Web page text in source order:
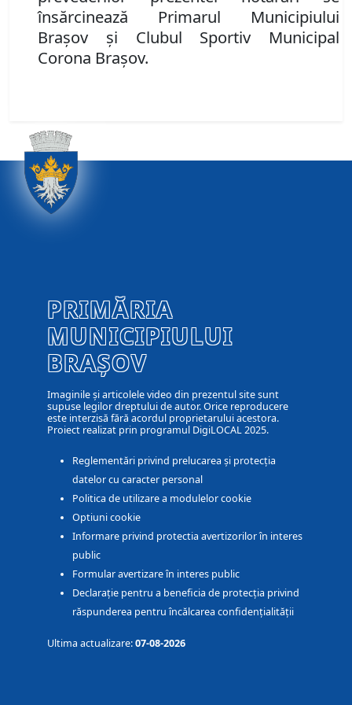
însărcinează Primarul Municipiului
Braşov şi Clubul Sportiv Municipal
Corona Braşov.
PRIMĂRIA
MUNICIPIULUI
BRAȘOV
Imaginile și articolele video din prezentul site sunt
supuse legilor dreptului de autor. Orice reproducere
este interzisă fără acordul proprietarului acestora.
Proiect realizat prin programul DigiLOCAL 2025.
Reglementări privind prelucarea și protecția
datelor cu caracter personal
Politica de utilizare a modulelor cookie
Optiuni cookie
Informare privind protectia avertizorilor în interes
public
Formular avertizare în interes public
Declarație pentru a beneficia de protecția privind
răspunderea pentru încălcarea confidențialității
Ultima actualizare:07-08-2026